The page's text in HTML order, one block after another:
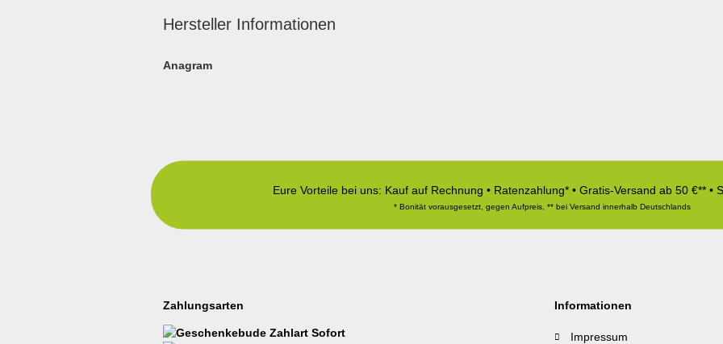
Hersteller Informationen
Anagram
Eure Vorteile bei uns: Kauf auf Rechnung • Ratenzahlung* • Gratis-Versand ab 50 €** •
* Bonität vorausgesetzt, gegen Aufpreis, ** bei Versand innerhalb Deutschlands
Zahlungsarten Informationen
Impressum